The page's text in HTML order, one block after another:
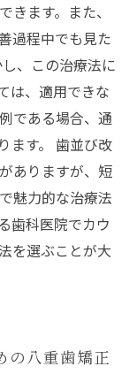
きます。また、
過程中でも見た
、この治療法に
は、適用できな
である場合、通
ます。 歯並び改
ありますが、短
魅力的な治療法
歯科医院でカウ
を選ぶことが大
の八重歯矯正